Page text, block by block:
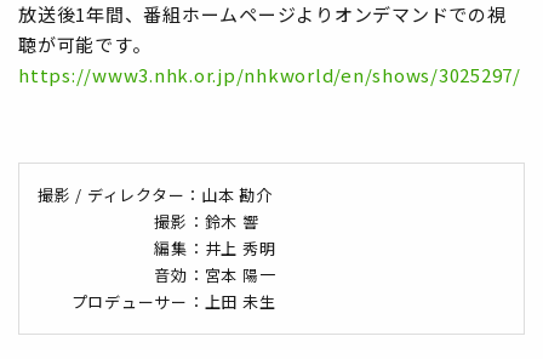
放送後1年間、番組ホームページよりオンデマンドでの視
聴が可能です。
https://www3.nhk.or.jp/nhkworld/en/shows/3025297/
撮影 / ディレクター：山本 勘介
撮影：鈴木 響
編集：井上 秀明
音効：宮本 陽一
プロデューサー：上田 未生